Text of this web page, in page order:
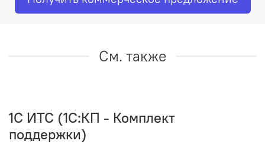
См. также
1C ИТС (1С:КП - Комплект
поддержки)